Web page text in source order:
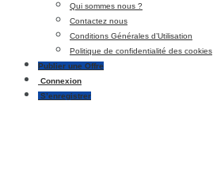
Qui sommes nous ?
Contactez nous
Conditions Générales d’Utilisation
Politique de confidentialité des cookies
Publier une Offre
Connexion
S’enregistrer